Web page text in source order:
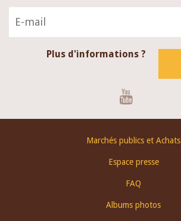
Plus d'informations ?
Marchés publics et Achats
Espace presse
FAQ
Albums photos